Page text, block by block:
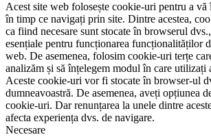
Acest site web folosește cookie-uri pentru a vă
în timp ce navigați prin site. Dintre acestea,
ca fiind necesare sunt stocate în browserul
esențiale pentru funcționarea funcționalităților
web. De asemenea, folosim cookie-uri terțe
analizăm și să înțelegem modul în care utilizați
Aceste cookie-uri vor fi stocate în browser-ul
dumneavoastră. De asemenea, aveți opțiunea
cookie-uri. Dar renunțarea la unele dintre
afecta experiența dvs. de navigare.
Necesare